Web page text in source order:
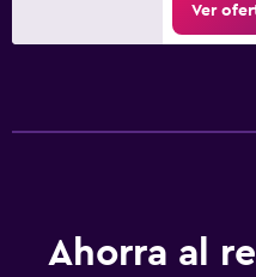
Ver
Ahorra al